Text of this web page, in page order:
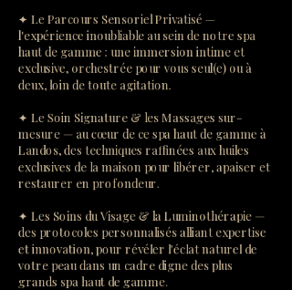
✦ Le Parcours Sensoriel Privatisé —
l'expérience inoubliable au sein de notre spa
haut de gamme : une immersion intime et
exclusive, orchestrée pour vous seul(e) ou à
deux, loin de toute agitation.
✦ Le Soin Signature & les Massages sur-
mesure — au cœur de ce spa haut de gamme à
Landos, des techniques raffinées aux huiles
exclusives de la maison pour libérer, apaiser et
restaurer en profondeur.
✦ Les Soins du Visage & la Luminothérapie —
des protocoles personnalisés alliant expertise
et innovation, pour révéler l'éclat naturel de
votre peau dans un cadre digne des plus
grands spa haut de gamme.